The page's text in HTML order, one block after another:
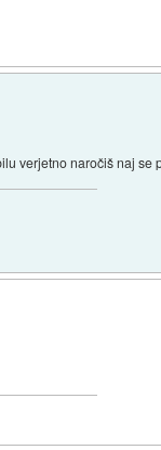
verjetno naročiš naj se